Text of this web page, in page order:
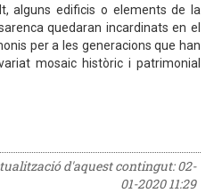
alguns edificis o elements de la
quedaran incardinats en el
per a les generacions que han
mosaic històric i patrimonial
d'aquest contingut:02-
01-2020 11:29